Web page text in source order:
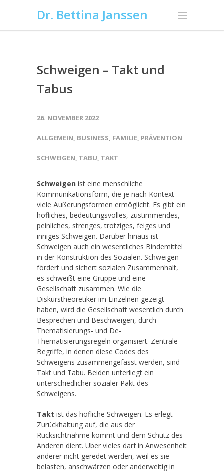
Dr. Bettina Janssen
Schweigen – Takt und
Tabus
26. NOVEMBER 2022
ALLGEMEIN, BUSINESS, FAMILIE, PRÄVENTION
SCHWEIGEN, TABU, TAKT
Schweigen ist eine menschliche
Kommunikationsform, die je nach Kontext
viele Äußerungsformen ermöglicht. Es gibt ein
höfliches, bedeutungsvolles, zustimmendes,
peinliches, strenges, trotziges, feiges und
inniges Schweigen. Darüber hinaus ist
Schweigen auch ein wesentliches Bindemittel
in der Konstruktion des Sozialen. Schweigen
fördert und sichert sozialen Zusammenhalt,
es schweißt eine Gruppe und eine
Gesellschaft zusammen. Wie die
Diskurstheoretiker im Einzelnen gezeigt
haben, wird die Gesellschaft wesentlich durch
Besprechen und Beschweigen, durch
Thematisierungs- und De-
Thematisierungsregeln organisiert. Zentrale
Begriffe, in denen diese Codes des
Schweigens zusammengefasst werden, sind
Takt und Tabu. Beiden unterliegt ein
unterschiedlicher sozialer Pakt des
Schweigens.
Takt ist das höfliche Schweigen. Es erlegt
Zurückhaltung auf, die aus der
Rücksichtnahme kommt und dem Schutz des
Anderen dient. Über vieles darf in Anwesenheit
anderer nicht geredet werden, weil es sie
belasten, anschwärzen oder anderweitig in